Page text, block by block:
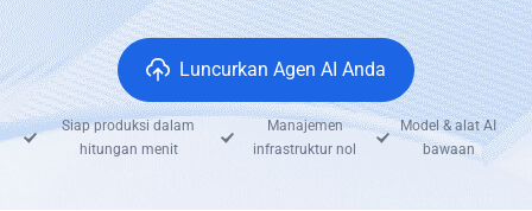
Luncurkan Agen AI Anda
Siap produksi dalam
hitungan menit
Manajemen
infrastruktur nol
Model & alat AI
bawaan